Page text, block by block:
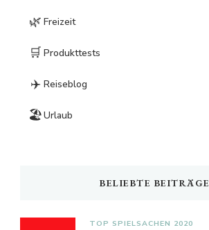
🌿 Freizeit
🛒 Produkttests
✈️ Reiseblog
🏖️Urlaub
BELIEBTE BEITRÄGE
TOP SPIELSACHEN 2020